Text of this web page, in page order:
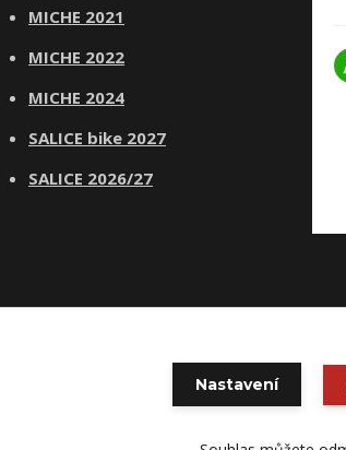
MICHE 2021
MICHE 2022
MICHE 2024
SALICE bike 2027
SALICE 2026/27
© Copyright 2020
Vytvořeno na
Nastavení